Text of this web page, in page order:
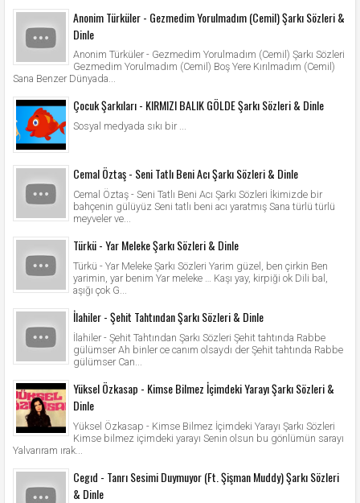
Anonim Türküler - Gezmedim Yorulmadım (Cemil) Şarkı Sözleri &
Dinle
Anonim Türküler - Gezmedim Yorulmadım (Cemil) Şarkı Sözleri
Gezmedim Yorulmadım (Cemil) Boş Yere Kırılmadım (Cemil)
Sana Benzer Dünyada...
Çocuk Şarkıları - KIRMIZI BALIK GÖLDE Şarkı Sözleri & Dinle
Sosyal medyada sıkı bir ...
Cemal Öztaş - Seni Tatlı Beni Acı Şarkı Sözleri & Dinle
Cemal Öztaş - Seni Tatlı Beni Acı Şarkı Sözleri İkimizde bir
bahçenin gülüyüz Seni tatlı beni acı yaratmış Sana türlü türlü
meyveler ve...
Türkü - Yar Meleke Şarkı Sözleri & Dinle
Türkü - Yar Meleke Şarkı Sözleri Yarim güzel, ben çirkin Ben
yarimin, yar benim Yar meleke … Kaşı yay, kirpiği ok Dili bal,
aşığı çok G...
İlahiler - Şehit Tahtından Şarkı Sözleri & Dinle
İlahiler - Şehit Tahtından Şarkı Sözleri Şehit tahtında Rabbe
gülümser Ah binler ce canım olsaydı der Şehit tahtında Rabbe
gülümser Can...
Yüksel Özkasap - Kimse Bilmez İçimdeki Yarayı Şarkı Sözleri &
Dinle
Yüksel Özkasap - Kimse Bilmez İçimdeki Yarayı Şarkı Sözleri
Kimse bilmez içimdeki yarayı Senin olsun bu gönlümün sarayı
Yalvarıram ırak...
Cegıd - Tanrı Sesimi Duymuyor (Ft. Şişman Muddy) Şarkı Sözleri
& Dinle